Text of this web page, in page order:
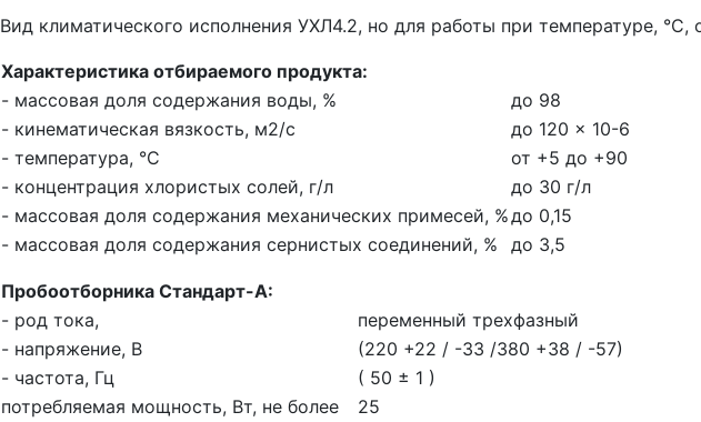
Вид климатического исполнения УХЛ4.2, но для работы при температуре, °С,
Характеристика отбираемого продукта:
- массовая доля содержания воды, %
до 98
- кинематическая вязкость, м2/с
до 120 × 10-6
- температура, °С
от +5 до +90
- концентрация хлористых солей, г/л
до 30 г/л
- массовая доля содержания механических примесей, %до 0,15
- массовая доля содержания сернистых соединений, %
до 3,5
Пробоотборника Стандарт-А:
- род тока,
переменный трехфазный
- напряжение, В
(220 +22 / -33 /380 +38 / -57)
- частота, Гц
( 50 ± 1 )
потребляемая мощность, Вт, не более
25